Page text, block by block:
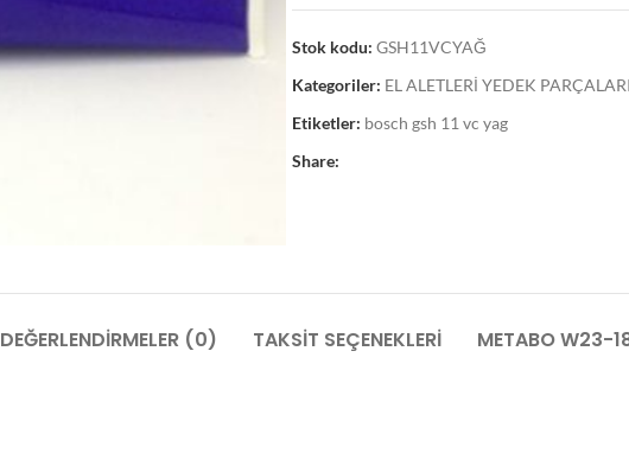
Stok kodu: GSH11VCYAĞ
Kategoriler: EL ALETLERİ YEDEK PARÇALARI
Etiketler: bosch gsh 11 vc yag
Share:
DEĞERLENDIRMELER (0) TAKSIT SEÇENEKLERI METABO W23-